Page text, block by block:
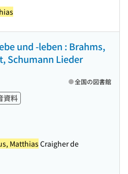
und -leben : Brahms,
Schumann Lieder
資料
全国の図書館
Matthias Craigher de